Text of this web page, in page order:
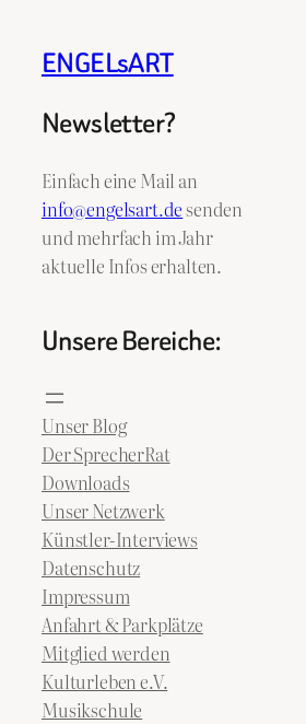
ENGELsART
Newsletter?
Einfach eine Mail an
info@engelsart.desenden
und mehrfach im Jahr
aktuelle Infos erhalten.
Unsere Bereiche:
Unser Blog
Der SprecherRat
Downloads
Unser Netzwerk
Künstler-Interviews
Datenschutz
Impressum
Anfahrt & Parkplätze
Mitglied werden
Kulturleben e.V.
Musikschule